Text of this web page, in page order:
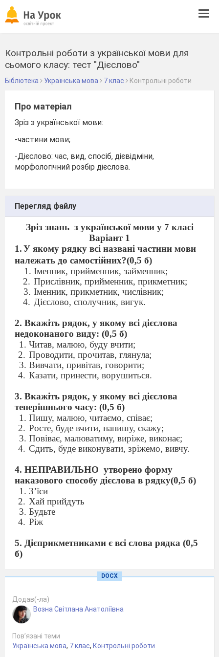
Контрольні роботи з української мови для
сьомого класу: тест "Дієслово"
Бібліотека Українська мова 7 клас Контрольні роботи
Про матеріал
Зріз з української мови:
-частини мови;
-Дієслово: час, вид, спосіб, дієвідміни,
морфологічний розбір дієслова.
Перегляд файлу
Зріз знань з української мови у 7 класі
Варіант 1
1.У якому рядку всі названі частини мови
належать до самостійних?(0,5 б)
Іменник, прийменник, займенник;
Прислівник, прийменник, прикметник;
Іменник, прикметник, числівник;
Дієслово, сполучник, вигук.
2. Вкажіть рядок, у якому всі дієслова
недоконаного виду: (0,5 б)
Читав, малюю, буду вчити;
Проводити, прочитав, глянула;
Вивчати, привітав, говорити;
Казати, принести, ворушиться.
3. Вкажіть рядок, у якому всі дієслова
теперішнього часу: (0,5 б)
Пишу, малюю, читаємо, співає;
Росте, буде вчити, напишу, скажу;
Повіває, малюватиму, виріже, виконає;
Сдить, буде виконувати, зріжемо, вивчу.
4. НЕПРАВИЛЬНО утворено форму
наказового способу дієслова в рядку(0,5 б)
З’їси
Хай прийдуть
Будьте
Ріж
5. Дієприкметниками є всі слова рядка (0,5
б)
Зніяковілий, змужнілий, існуючий
Дрібненький, здрібнілий, подрібнений
Працьовитий, працюючий, опрацьований
6. Помилку в написанні особового
закінчення дієслова допущено в рядку (0,5
б)
Синієш, гоїш
DOCX
Додав(-ла)
Возна Світлана Анатоліївна
Пов’язані теми
Українська мова, 7 клас, Контрольні роботи